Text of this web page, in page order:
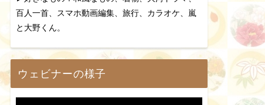
百人一首、スマホ動画編集、旅行、カラオケ、嵐
と大野くん。
ウェビナーの様子